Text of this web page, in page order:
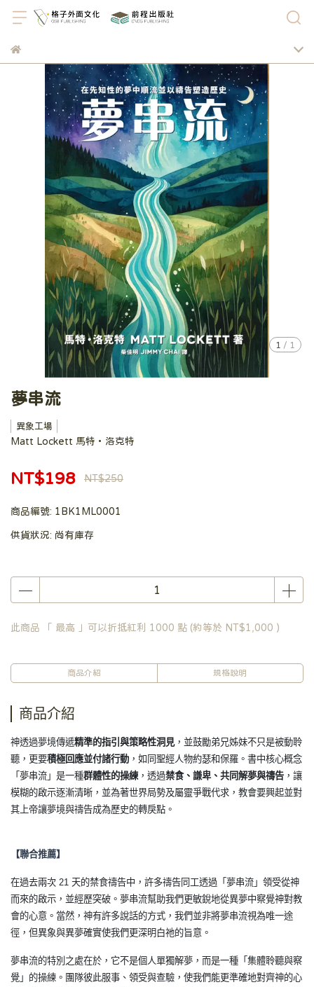
1 / 1
夢串流
異象工場
Matt Lockett 馬特・洛克特
NT$198 NT$250
商品編號: 1BK1ML0001
供貨狀況: 尚有庫存
此商品 「 最高 」可以折抵紅利 1000 點 (約等於 NT$1,000 )
商品介紹 規格說明
商品介紹
神透過夢境傳遞精準的指引與策略性洞見，並鼓勵弟兄姊妹不只是被動聆
聽，更要積極回應並付諸行動 ，如同聖經人物約瑟和保羅。書中核心概念
「夢串流」是一種群體性的操練，透過禁食、謙卑、共同解夢與禱告 ，讓
模糊的啟示逐漸清晰，並為著世界局勢及屬靈爭戰代求，教會要興起並對
其上帝讓夢境與禱告成為歷史的轉戾點。
【聯合推薦】
在過去兩次 21 天的禁食禱告中，許多禱告同工透過「夢串流」領受從神
而來的啟示，並經歷突破。夢串流幫助我們更敏銳地從異夢中察覺神對教
會的心意。當然，神有許多說話的方式，我們並非將夢串流視為唯一途
徑，但異象與異夢確實使我們更深明白祂的旨意。
夢串流的特別之處在於，它不是個人單獨解夢，而是一種「集體聆聽與察
覺」的操練。團隊彼此服事、領受與查驗，使我們能更準確地對齊神的心